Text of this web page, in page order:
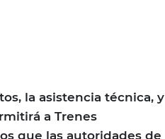
la asistencia técnica, y
a Trenes
que las autoridades de